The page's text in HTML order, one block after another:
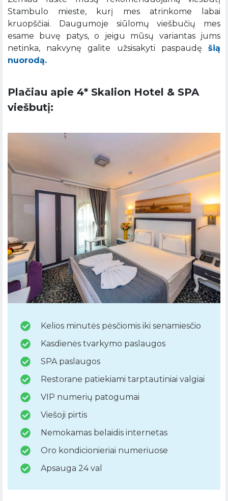
Stambulo mieste, kurį mes atrinkome labai
kruopščiai. Daugumoje siūlomų viešbučių mes
esame buvę patys, o jeigu mūsų variantas jums
netinka, nakvynę galite užsisakyti paspaudę šią
nuorodą.
Plačiau apie 4* Skalion Hotel & SPA
viešbutį:
Kelios minutės pėsčiomis iki senamiesčio
Kasdienės tvarkymo paslaugos
SPA paslaugos
Restorane patiekiami tarptautiniai valgiai
VIP numerių patogumai
Viešoji pirtis
Nemokamas belaidis internetas
Oro kondicionieriai numeriuose
Apsauga 24 val